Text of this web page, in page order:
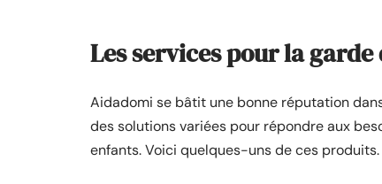
Les services pour la garde
Aidadomi se bâtit une bonne réputation
des solutions variées pour répondre aux
enfants. Voici quelques-uns de ces produits.